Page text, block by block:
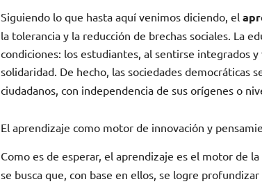
Siguiendo lo que hasta aquí venimos diciendo, el
la tolerancia y la reducción de brechas sociales. La
condiciones: los estudiantes, al sentirse integrados
solidaridad. De hecho, las sociedades democráticas
ciudadanos, con independencia de sus orígenes o
El aprendizaje como motor de innovación y
Como es de esperar, el aprendizaje es el motor de
se busca que, con base en ellos, se logre